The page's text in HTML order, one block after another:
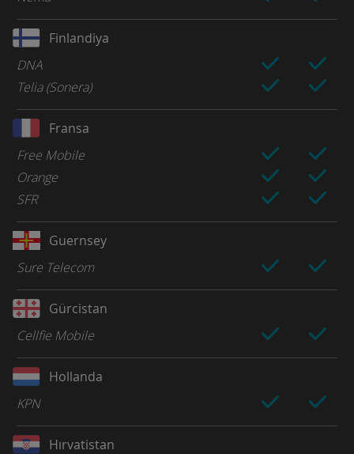
Finlandiya
DNA
Telia (Sonera)
Fransa
Free Mobile
Orange
SFR
Guernsey
Sure Telecom
Gürcistan
Cellfie Mobile
Hollanda
KPN
Hırvatistan